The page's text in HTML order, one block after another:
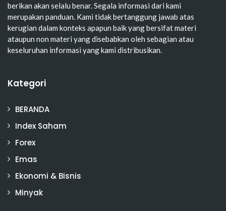
berikan akan selalu benar. Segala informasi dari kami
merupakan panduan. Kami tidak bertanggung jawab atas
kerugian dalam konteks apapun baik yang bersifat materi
ataupun non materi yang disebabkan oleh sebagian atau
keseluruhan informasi yang kami distribusikan.
Kategori
BERANDA
Index Saham
Forex
Emas
Ekonomi & Bisnis
Minyak